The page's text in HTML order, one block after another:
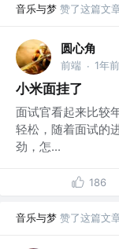
音乐与梦 赞了这篇文
圆心角
前端 · 1年前
小米面挂了
面试官看起来比较
轻松，随着面试的
劲，怎...
186
音乐与梦 赞了这篇文